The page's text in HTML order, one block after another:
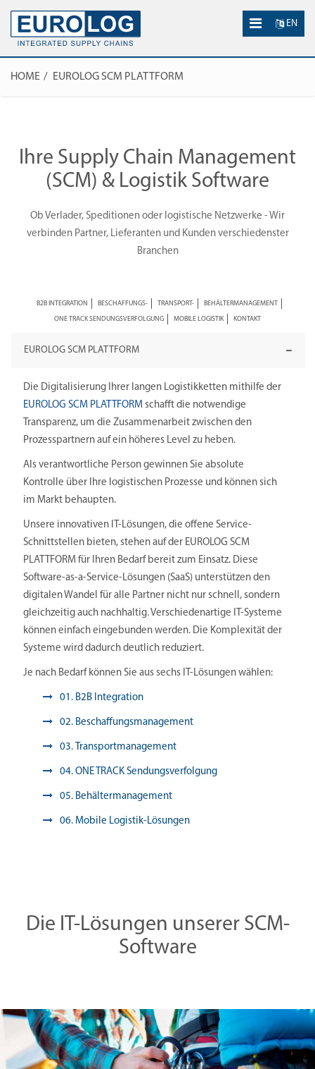
EN
HOME EUROLOG SCM PLATTFORM
Ihre Supply Chain Management
(SCM) & Logistik Software
Ob Verlader, Speditionen oder logistische Netzwerke - Wir
verbinden Partner, Lieferanten und Kunden verschiedenster
Branchen
B2B INTEGRATION BESCHAFFUNGS- TRANSPORT-
BEHÄLTERMANAGEMENT
ONE TRACK SENDUNGSVERFOLGUNG
MOBILE LOGISTIK KONTAKT
EUROLOG SCM PLATTFORM
Die Digitalisierung Ihrer langen Logistikketten mithilfe der
EUROLOG SCM PLATTFORM schafft die notwendige
Transparenz, um die Zusammenarbeit zwischen den
Prozesspartnern auf ein höheres Level zu heben.
Als verantwortliche Person gewinnen Sie absolute
Kontrolle über Ihre logistischen Prozesse und können sich
im Markt behaupten.
Unsere innovativen IT-Lösungen, die offene Service-
Schnittstellen bieten, stehen auf der EUROLOG SCM
PLATTFORM für Ihren Bedarf bereit zum Einsatz. Diese
Software-as-a-Service-Lösungen (SaaS) unterstützen den
digitalen Wandel für alle Partner nicht nur schnell, sondern
gleichzeitig auch nachhaltig. Verschiedenartige IT-Systeme
können einfach eingebunden werden. Die Komplexität der
Systeme wird dadurch deutlich reduziert.
Je nach Bedarf können Sie aus sechs IT-Lösungen wählen:
01. B2B Integration
02. Beschaffungsmanagement
03. Transportmanagement
04. ONE TRACK Sendungsverfolgung
05. Behältermanagement
06. Mobile Logistik-Lösungen
Die IT-Lösungen unserer SCM-
Software